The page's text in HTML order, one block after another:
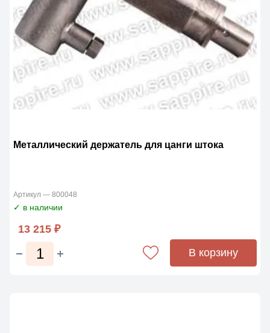
Металлический держатель для цанги штока
Артикул — 800048
✓ в наличии
13 215 ₽
В корзину